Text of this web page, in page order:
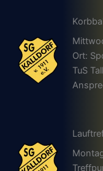
Ort:
TuS